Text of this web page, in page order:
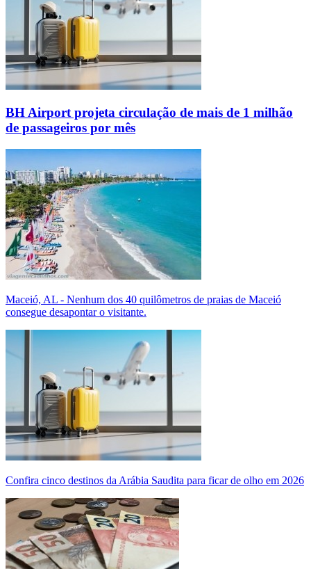
BH Airport projeta circulação de mais de 1 milhão
de passageiros por mês
Maceió, AL - Nenhum dos 40 quilômetros de praias de Maceió
consegue desapontar o visitante.
Confira cinco destinos da Arábia Saudita para ficar de olho em 2026